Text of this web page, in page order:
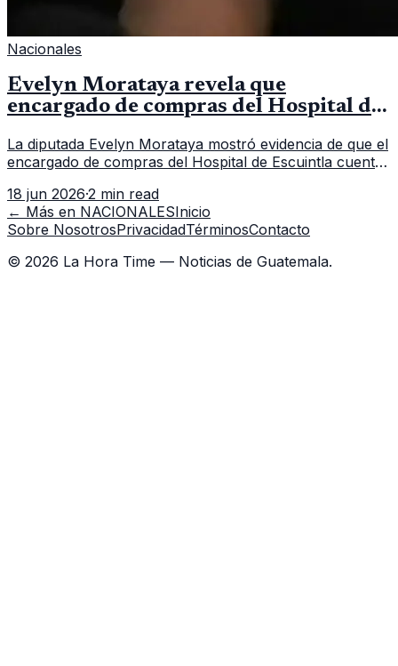
Nacionales
Evelyn Morataya revela que
encargado de compras del Hospital de
La diputada Evelyn Morataya mostró evidencia de que el
encargado de compras del Hospital de Escuintla cuenta
capacitación en la capital.
18 jun 2026·2 min read
← Más en NACIONALESInicio
Sobre NosotrosPrivacidadTérminosContacto
© 2026 La Hora Time — Noticias de Guatemala.